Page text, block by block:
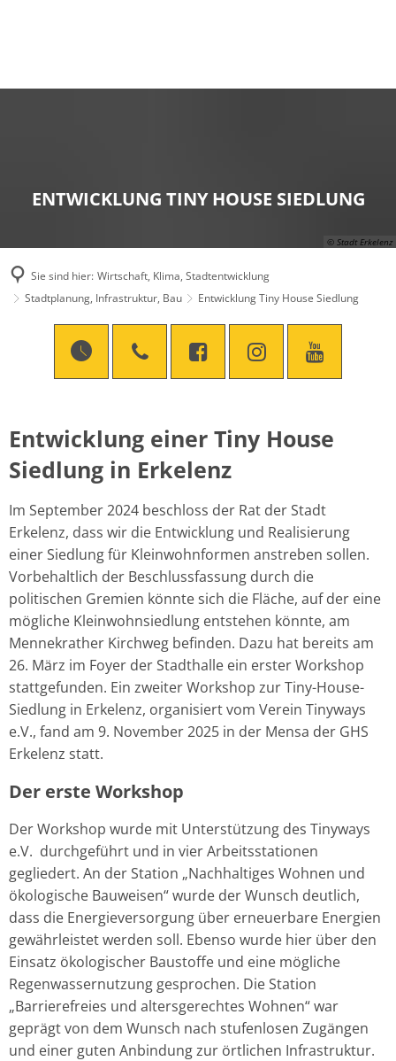
© Stadt Erkelenz
ENTWICKLUNG TINY HOUSE SIEDLUNG
Sie sind hier: Wirtschaft, Klima, Stadtentwicklung
Stadtplanung, Infrastruktur, Bau
Entwicklung Tiny House Siedlung
Entwicklung einer Tiny House
Siedlung in Erkelenz
Im September 2024 beschloss der Rat der Stadt
Erkelenz, dass wir die Entwicklung und Realisierung
einer Siedlung für Kleinwohnformen anstreben sollen.
Vorbehaltlich der Beschlussfassung durch die
politischen Gremien könnte sich die Fläche, auf der eine
mögliche Kleinwohnsiedlung entstehen könnte, am
Mennekrather Kirchweg befinden. Dazu hat bereits am
26. März im Foyer der Stadthalle ein erster Workshop
stattgefunden. Ein zweiter Workshop zur Tiny-House-
Siedlung in Erkelenz, organisiert vom Verein Tinyways
e.V., fand am 9. November 2025 in der Mensa der GHS
Erkelenz statt.
Der erste Workshop
Der Workshop wurde mit Unterstützung des Tinyways
e.V. durchgeführt und in vier Arbeitsstationen
gegliedert. An der Station „Nachhaltiges Wohnen und
ökologische Bauweisen“ wurde der Wunsch deutlich,
dass die Energieversorgung über erneuerbare Energien
gewährleistet werden soll. Ebenso wurde hier über den
Einsatz ökologischer Baustoffe und eine mögliche
Regenwassernutzung gesprochen. Die Station
„Barrierefreies und altersgerechtes Wohnen“ war
geprägt von dem Wunsch nach stufenlosen Zugängen
und einer guten Anbindung zur örtlichen Infrastruktur.